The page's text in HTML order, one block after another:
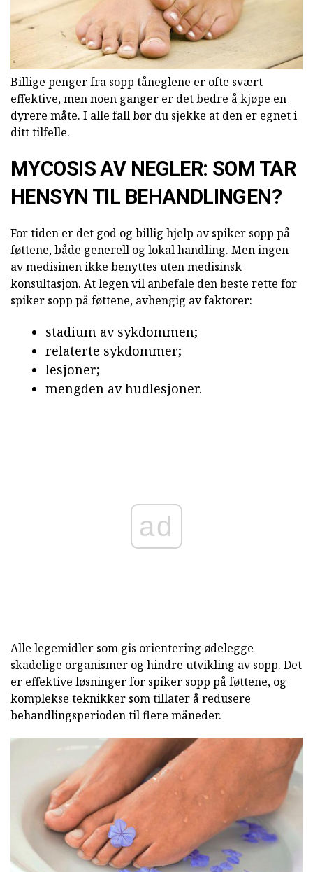
Billige penger fra sopp tåneglene er ofte svært
effektive, men noen ganger er det bedre å kjøpe en
dyrere måte. I alle fall bør du sjekke at den er egnet i
ditt tilfelle.
MYCOSIS AV NEGLER: SOM TAR
HENSYN TIL BEHANDLINGEN?
For tiden er det god og billig hjelp av spiker sopp på
føttene, både generell og lokal handling. Men ingen
av medisinen ikke benyttes uten medisinsk
konsultasjon. At legen vil anbefale den beste rette for
spiker sopp på føttene, avhengig av faktorer:
stadium av sykdommen;
relaterte sykdommer;
lesjoner;
mengden av hudlesjoner.
ad
Alle legemidler som gis orientering ødelegge
skadelige organismer og hindre utvikling av sopp. Det
er effektive løsninger for spiker sopp på føttene, og
komplekse teknikker som tillater å redusere
behandlingsperioden til flere måneder.